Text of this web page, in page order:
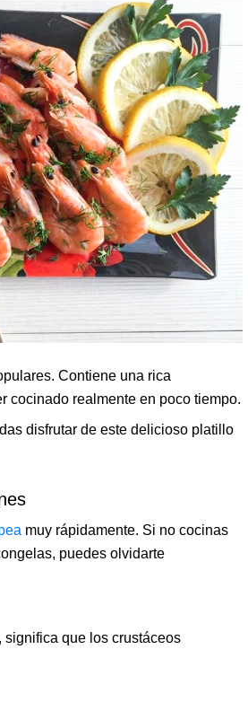
Contiene una rica
cocinado realmente en poco tiempo.
disfrutar de este delicioso platillo
muy rápidamente. Si no cocinas
puedes olvidarte
que los crustáceos